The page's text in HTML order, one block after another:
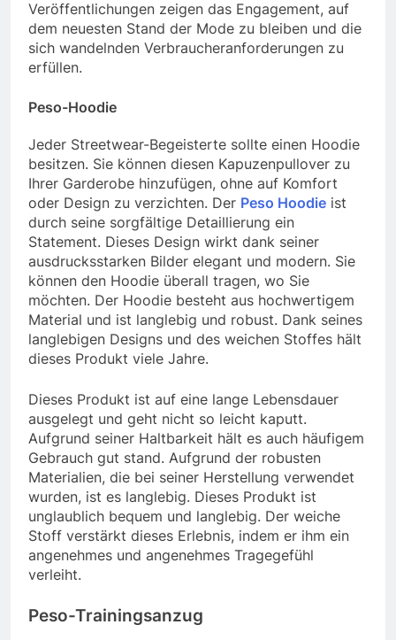
Veröffentlichungen zeigen das Engagement, auf
dem neuesten Stand der Mode zu bleiben und die
sich wandelnden Verbraucheranforderungen zu
erfüllen.
Peso-Hoodie
Jeder Streetwear-Begeisterte sollte einen Hoodie
besitzen. Sie können diesen Kapuzenpullover zu
Ihrer Garderobe hinzufügen, ohne auf Komfort
oder Design zu verzichten. Der Peso Hoodie ist
durch seine sorgfältige Detaillierung ein
Statement. Dieses Design wirkt dank seiner
ausdrucksstarken Bilder elegant und modern. Sie
können den Hoodie überall tragen, wo Sie
möchten. Der Hoodie besteht aus hochwertigem
Material und ist langlebig und robust. Dank seines
langlebigen Designs und des weichen Stoffes hält
dieses Produkt viele Jahre.
Dieses Produkt ist auf eine lange Lebensdauer
ausgelegt und geht nicht so leicht kaputt.
Aufgrund seiner Haltbarkeit hält es auch häufigem
Gebrauch gut stand. Aufgrund der robusten
Materialien, die bei seiner Herstellung verwendet
wurden, ist es langlebig. Dieses Produkt ist
unglaublich bequem und langlebig. Der weiche
Stoff verstärkt dieses Erlebnis, indem er ihm ein
angenehmes und angenehmes Tragegefühl
verleiht.
Peso-Trainingsanzug